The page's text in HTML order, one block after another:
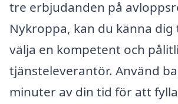
tre erbjudanden på
Nykroppa, kan du känna
välja en kompetent och
tjänsteleverantör. Använd
minuter av din tid för att